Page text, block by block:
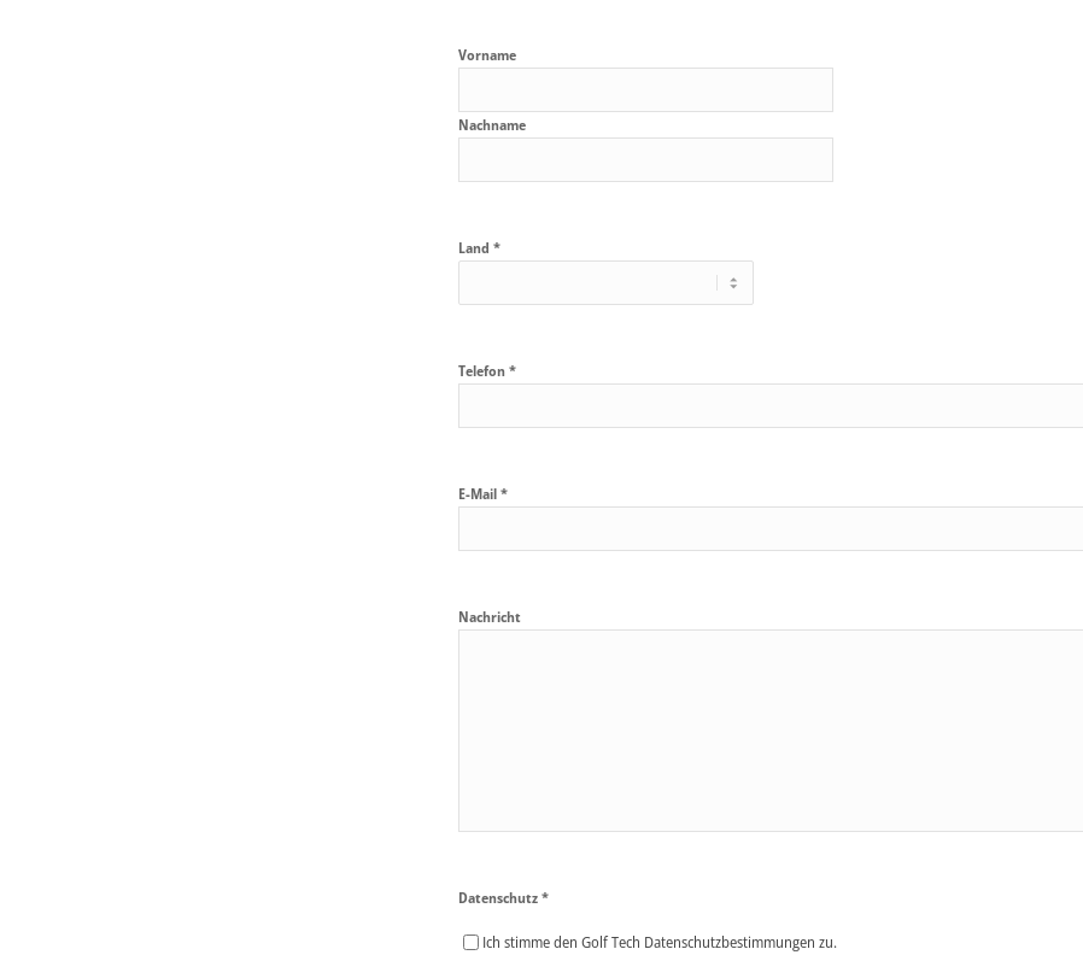
Vorname
Nachname
Land *
Telefon *
E-Mail *
Nachricht
Datenschutz *
Ich stimme den Golf Tech Datenschutzbestimmungen zu.